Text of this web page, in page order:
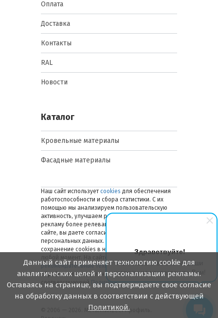
Здравствуйте!
Мы готовы ответить на Ваши
вопросы или перезвонить Вам!
Оплата
Доставка
Контакты
RAL
Новости
Каталог
Кровельные материалы
Фасадные материалы
Наш сайт использует cookies для обеспечения
работоспособности и сбора статистики. С их
помощью мы анализируем пользовательскую
активность, улучшаем работу сайта и делаем
рекламу более релевантной. Оставаясь на
сайте, вы даете согласие на обработку ваших
персональных данных. Вы можете отключить
сохранение cookies в настройках браузера в
любой момент. На сайте также применяются
рекомендательные технологии. Подробнее об
обработке персональных данных — в
соответствующей
Политике.
© 2006 — 2026. Металлинвест Профиль.
Данный сайт применяет технологию cookie для
аналитических целей и персонализации рекламы.
Оставаясь на странице, вы подтверждаете свое согласие
на обработку данных в соответствии с действующей
Политикой.